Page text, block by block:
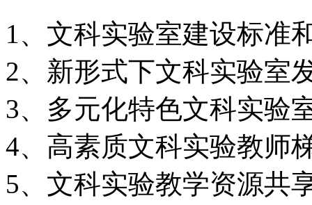
1、文科实验室建设标准
2、新形式下文科实验室
3、多元化特色文科实验
4、高素质文科实验教师
5、文科实验教学资源共